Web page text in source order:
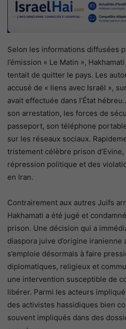
Selon les informations diffusées
l’émission « Le Matin »,
tentait de quitter le pays. Les
accusé de « liens avec Israël »,
avait effectuée dans l’État
son arrestation, les forces de
passeport, son téléphone
sur les réseaux sociaux.
tristement célèbre prison
répression politique et des
en Iran.
Contrairement aux autres Juifs
Hakhamati a été jugé et
prison. Une décision qui a
diaspora juive d’origine
s’emploie désormais à faire
diplomatiques, religieux et
une intervention susceptible de
libérer. Parmi les acteurs
des activistes hassidiques bien
souvent impliqués dans des